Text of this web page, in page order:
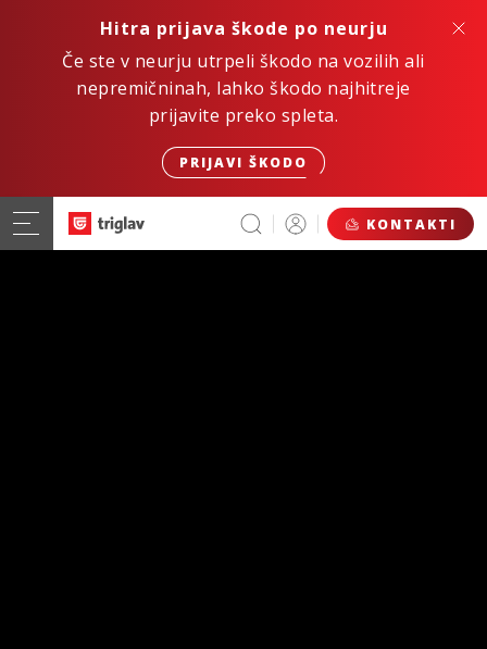
Hitra prijava škode po neurju
Če ste v neurju utrpeli škodo na vozilih ali
nepremičninah, lahko škodo najhitreje
prijavite preko spleta.
PRIJAVI ŠKODO
KONTAKTI